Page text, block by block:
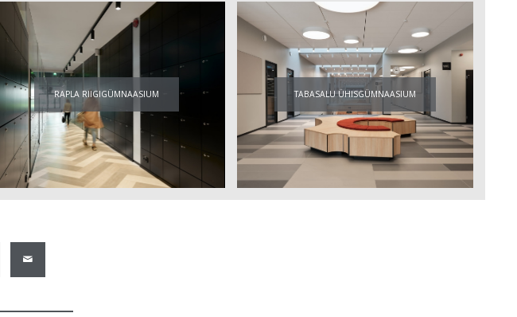
RAPLA RIIGIGÜMNAASIUM TABASALU ÜHISGÜMNAASIUM